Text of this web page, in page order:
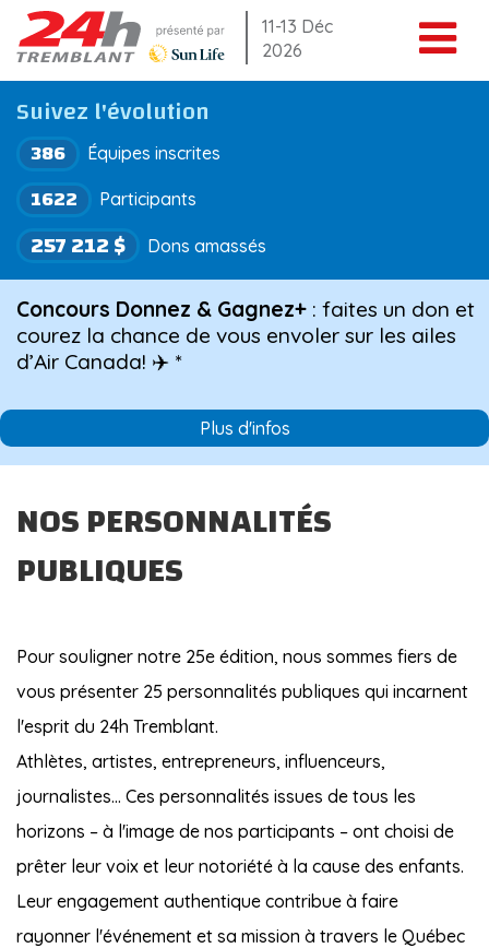
Aller
au
contenu
11-13 Déc
2026
Suivez l'évolution
386 Équipes inscrites
257 212 $ Dons amassés
1622 Participants
Concours Donnez & Gagnez+ : faites un don et
courez la chance de vous envoler sur les ailes
d’Air Canada! ✈️ *
Plus d'infos
NOS PERSONNALITÉS
PUBLIQUES
Pour souligner notre 25e édition, nous sommes fiers de
vous présenter 25 personnalités publiques qui incarnent
l'esprit du 24h Tremblant.
Athlètes, artistes, entrepreneurs, influenceurs,
journalistes... Ces personnalités issues de tous les
horizons – à l'image de nos participants – ont choisi de
prêter leur voix et leur notoriété à la cause des enfants.
Leur engagement authentique contribue à faire
rayonner l'événement et sa mission à travers le Québec